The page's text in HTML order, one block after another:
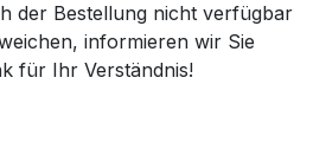
der Bestellung nicht verfügbar
informieren wir Sie
für Ihr Verständnis!